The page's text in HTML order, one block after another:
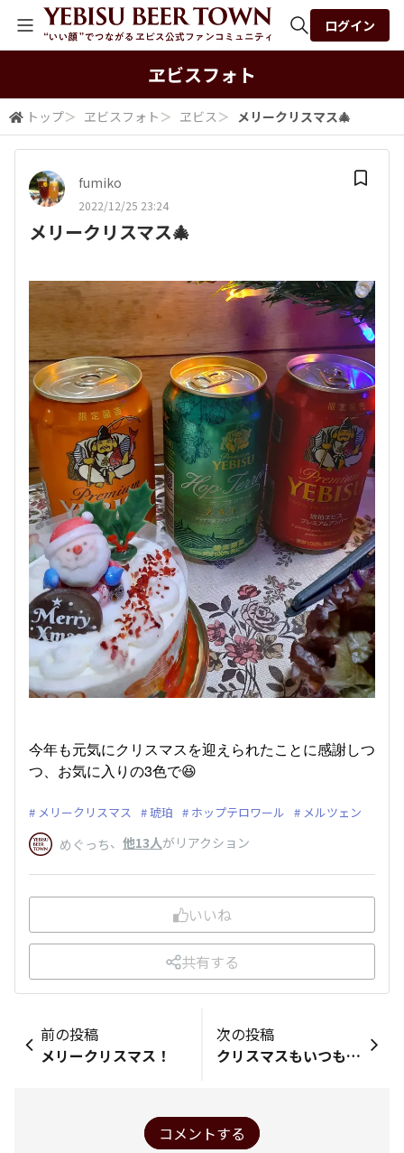
検索
ログイン
ヱビスフォト
トップ＞ ヱビスフォト ＞ ヱビス＞ メリークリスマス🎄
fumiko
2022/12/25 23:24
メリークリスマス🎄
今年も元気にクリスマスを迎えられたことに感謝しつ
つ、お気に入りの3色で😆
メリークリスマス 琥珀 ホップテロワール メルツェン
めぐっち、 他13人がリアクション
いいね
共有する
前の投稿
メリークリスマス！
次の投稿
クリスマスもいつもと一緒、まあチキンカツがあるぐらいかな。
コメントする